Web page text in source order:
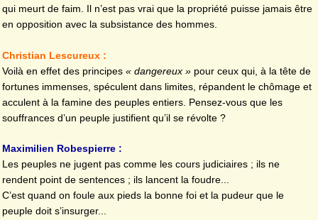
qui meurt de faim. Il n’est pas vrai que la propriété puisse jamais être
en opposition avec la subsistance des hommes.
Christian Lescureux :
Voilà en effet des principes « dangereux » pour ceux qui, à la tête de
fortunes immenses, spéculent dans limites, répandent le chômage et
acculent à la famine des peuples entiers. Pensez-vous que les
souffrances d’un peuple justifient qu’il se révolte ?
Maximilien Robespierre :
Les peuples ne jugent pas comme les cours judiciaires ; ils ne
rendent point de sentences ; ils lancent la foudre...
C’est quand on foule aux pieds la bonne foi et la pudeur que le
peuple doit s’insurger...